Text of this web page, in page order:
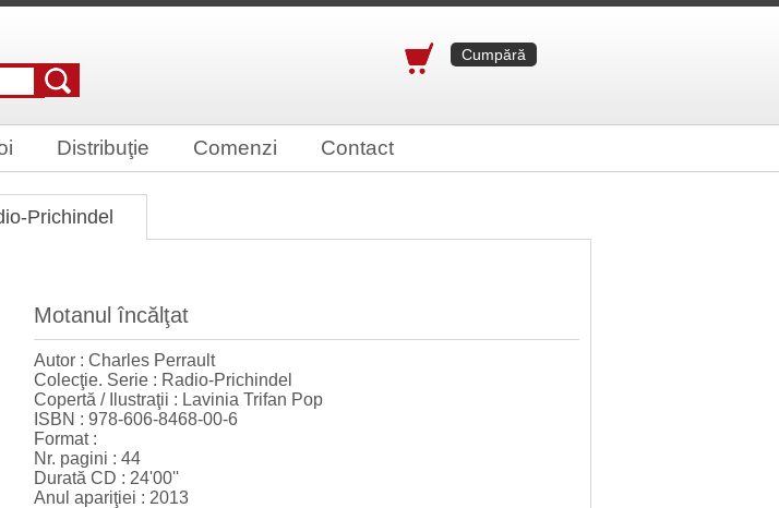
Cumpără
Distribuţie Comenzi Contact
Prichindel
Motanul încălţat
Autor : Charles Perrault
Colecţie. Serie : Radio-Prichindel
Copertă / Ilustraţii : Lavinia Trifan Pop
ISBN : 978-606-8468-00-6
Format :
Nr. pagini : 44
Durată CD : 24'00''
Anul apariţiei : 2013